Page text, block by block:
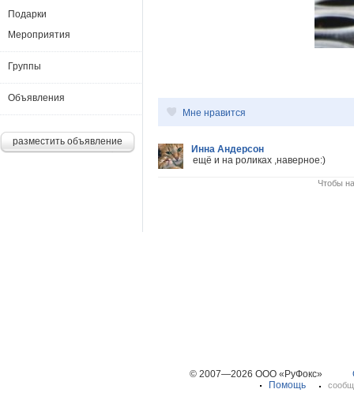
Мне нравится
Инна Андерсон
ещё и на роликах ,наверное:)
Чтобы
Подарки
Мероприятия
Группы
Объявления
разместить объявление
© 2007—2026 ООО «РуФокс»
Помощь